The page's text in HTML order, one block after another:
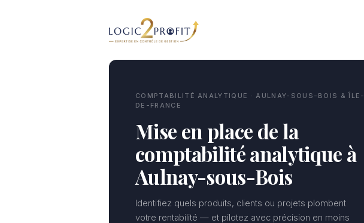
COMPTABILITÉ ANALYTIQUE · AULNAY-SOUS-BOIS & ÎLE-
DE-FRANCE
Mise en place de la
comptabilité analytique à
Aulnay-sous-Bois
Identifiez quels produits, clients ou projets plombent
votre rentabilité — et pilotez avec précision en moins